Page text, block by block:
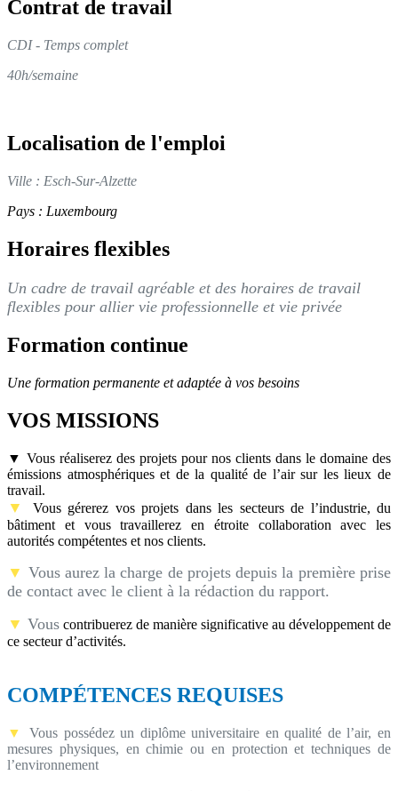
​Contrat de travail
CDI - Temps complet
40h/semaine
Localisation de l'emploi
Ville : Esch-Sur-Alzette
Pays : Luxembourg
Horaires flexibles
Un cadre de travail agréable et des horaires de travail
flexibles pour allier vie professionnelle et vie privée
Formation continue
Une formation permanente et adaptée à vos besoins
VOS MISSIONS
▼ Vous réaliserez des projets pour nos clients dans le domaine des
émissions atmosphériques et de la qualité de l’air sur les lieux de
travail.
▼
Vous gérerez vos projets dans les secteurs de l’industrie, du
bâtiment et vous travaillerez en étroite collaboration avec les
autorités compétentes et nos clients.
▼ Vous aurez la charge de projets depuis la première prise
de contact avec le client à la rédaction du rapport.
▼ Vous contribuerez de manière significative au développement de
ce secteur d’activités.
COMPÉTENCES REQUISES
▼
Vous possédez un diplôme universitaire en qualité de l’air, en
mesures physiques, en chimie ou en protection et techniques de
l’environnement